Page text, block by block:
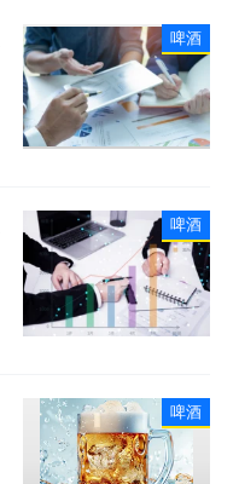
啤酒
啤酒
啤酒